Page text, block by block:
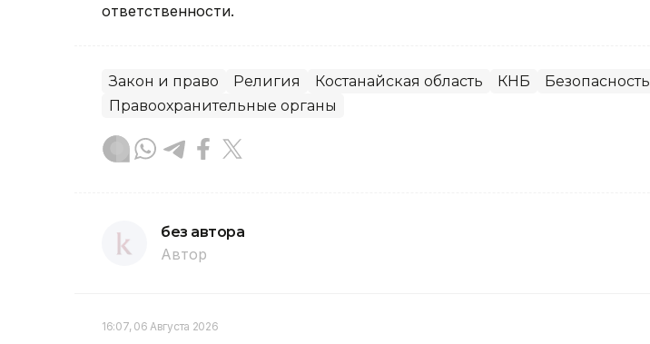
ответственности.
Закон и право Религия Костанайская область КНБ
Безопасность
Правоохранительные органы
без автора
Автор
16:07, 06 Августа 2026